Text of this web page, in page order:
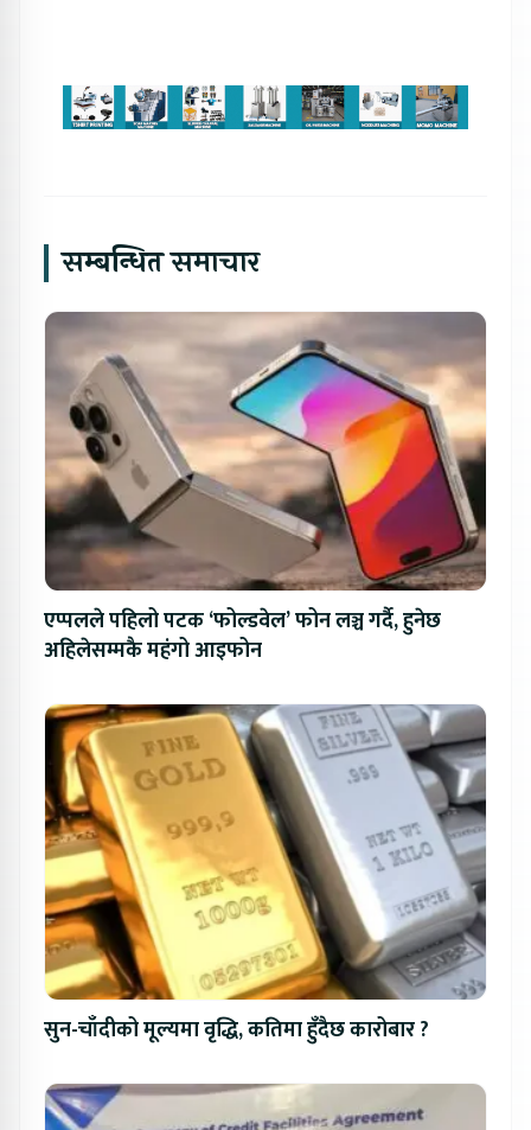
सम्बन्धित समाचार
एप्पलले पहिलो पटक ‘फोल्डवेल’ फोन लञ्च गर्दै, हुनेछ
अहिलेसम्मकै महंगो आइफोन
सुन-चाँदीको मूल्यमा वृद्धि, कतिमा हुँदैछ कारोबार ?